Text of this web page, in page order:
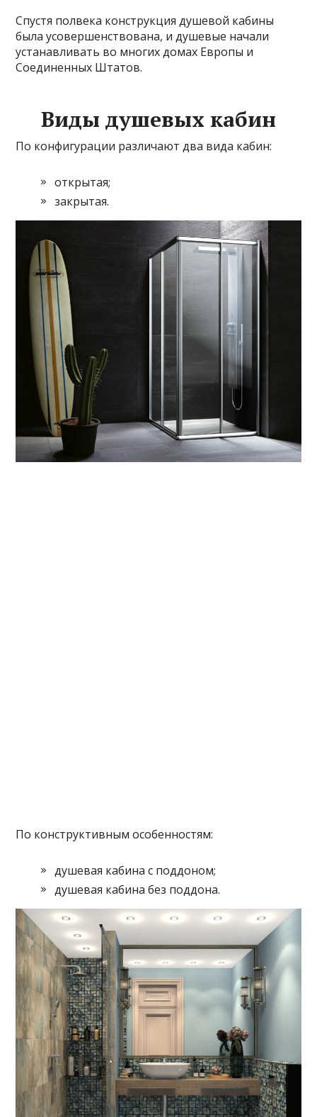
Спустя полвека конструкция душевой кабины
была усовершенствована, и душевые начали
устанавливать во многих домах Европы и
Соединенных Штатов.
Виды душевых кабин
По конфигурации различают два вида кабин:
открытая;
закрытая.
По конструктивным особенностям:
душевая кабина с поддоном;
душевая кабина без поддона.